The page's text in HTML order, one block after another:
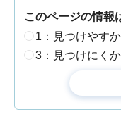
このページの情報
1：見つけやす
3：見つけにく